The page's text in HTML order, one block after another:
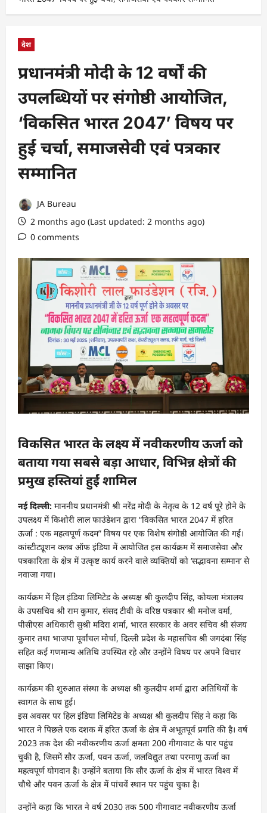
देश
प्रधानमंत्री मोदी के 12 वर्षों की
उपलब्धियों पर संगोष्ठी आयोजित,
‘विकसित भारत 2047’ विषय पर
हुई चर्चा, समाजसेवी एवं पत्रकार
सम्मानित
JA Bureau
2 months ago (Last updated: 2 months ago)
0 comments
विकसित भारत के लक्ष्य में नवीकरणीय ऊर्जा को
बताया गया सबसे बड़ा आधार, विभिन्न क्षेत्रों की
प्रमुख हस्तियां हुईं शामिल
नई दिल्ली: माननीय प्रधानमंत्री श्री नरेंद्र मोदी के नेतृत्व के 12 वर्ष पूरे होने के
उपलक्ष्य में किशोरी लाल फाउंडेशन द्वारा “विकसित भारत 2047 में हरित
ऊर्जा : एक महत्वपूर्ण कदम” विषय पर एक विशेष संगोष्ठी आयोजित की गई।
कांस्टीट्यूशन क्लब ऑफ इंडिया में आयोजित इस कार्यक्रम में समाजसेवा और
पत्रकारिता के क्षेत्र में उत्कृष्ट कार्य करने वाले व्यक्तियों को ‘सद्भावना सम्मान’ से
नवाजा गया।
कार्यक्रम में हिल इंडिया लिमिटेड के अध्यक्ष श्री कुलदीप सिंह, कोयला मंत्रालय
के उपसचिव श्री राम कुमार, संसद टीवी के वरिष्ठ पत्रकार श्री मनोज वर्मा,
पीसीएस अधिकारी सुश्री मदिरा शर्मा, भारत सरकार के अवर सचिव श्री संजय
कुमार तथा भाजपा पूर्वांचल मोर्चा, दिल्ली प्रदेश के महासचिव श्री जगदंबा सिंह
सहित कई गणमान्य अतिथि उपस्थित रहे और उन्होंने विषय पर अपने विचार
साझा किए।
कार्यक्रम की शुरुआत संस्था के अध्यक्ष श्री कुलदीप शर्मा द्वारा अतिथियों के
स्वागत के साथ हुई।
इस अवसर पर हिल इंडिया लिमिटेड के अध्यक्ष श्री कुलदीप सिंह ने कहा कि
भारत ने पिछले एक दशक में हरित ऊर्जा के क्षेत्र में अभूतपूर्व प्रगति की है। वर्ष
2023 तक देश की नवीकरणीय ऊर्जा क्षमता 200 गीगावाट के पार पहुंच
चुकी है, जिसमें सौर ऊर्जा, पवन ऊर्जा, जलविद्युत तथा परमाणु ऊर्जा का
महत्वपूर्ण योगदान है। उन्होंने बताया कि सौर ऊर्जा के क्षेत्र में भारत विश्व में
चौथे और पवन ऊर्जा के क्षेत्र में पांचवें स्थान पर पहुंच चुका है।
उन्होंने कहा कि भारत ने वर्ष 2030 तक 500 गीगावाट नवीकरणीय ऊर्जा